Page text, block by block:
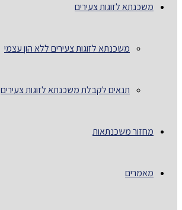
משכנתא לזוגות צעירים
משכנתא לזוגות צעירים ללא הון עצמי
תנאים לקבלת משכנתא לזוגות צעירים
מחזור משכנתאות
מאמרים